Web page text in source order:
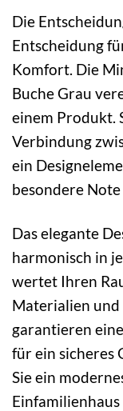
Die
Entscheidung
Komfort. Die
Buche Grau
einem Produkt.
Verbindung
ein
besondere
Das elegante
harmonisch in
wertet Ihren
Materialien
garantieren
für ein sicheres
Sie ein